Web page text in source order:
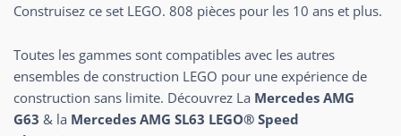
Construisez ce set LEGO. 808 pièces pour les 10 ans et plus.
Toutes les gammes sont compatibles avec les autres
ensembles de construction LEGO pour une expérience de
construction sans limite. Découvrez La Mercedes AMG
G63 & la Mercedes AMG SL63 LEGO® Speed